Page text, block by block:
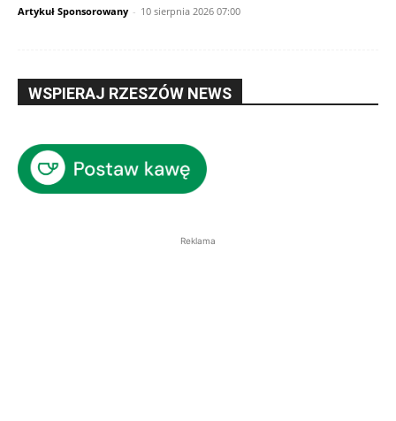
Artykuł Sponsorowany - 10 sierpnia 2026 07:00
WSPIERAJ RZESZÓW NEWS
Reklama